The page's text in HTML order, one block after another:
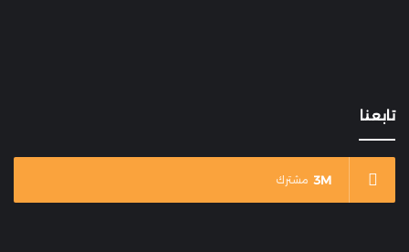
تابعنا
3M مشترك